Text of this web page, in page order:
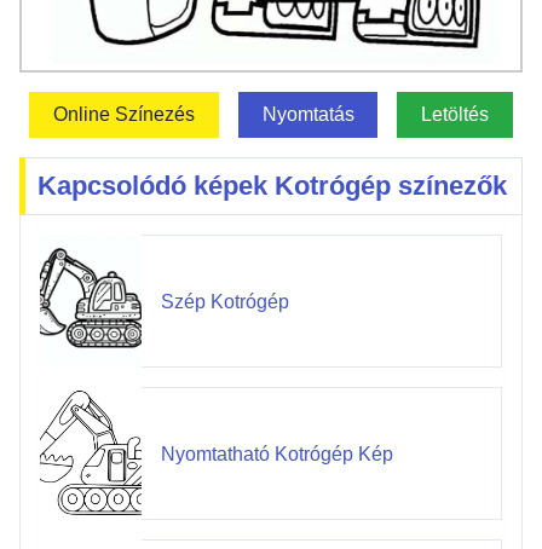
Online Színezés Nyomtatás Letöltés
Kapcsolódó képek Kotrógép színezők
Szép Kotrógép
Nyomtatható Kotrógép Kép